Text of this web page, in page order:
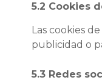
5.2 Cookies
Las cookies
publicidad o
5.3 Redes